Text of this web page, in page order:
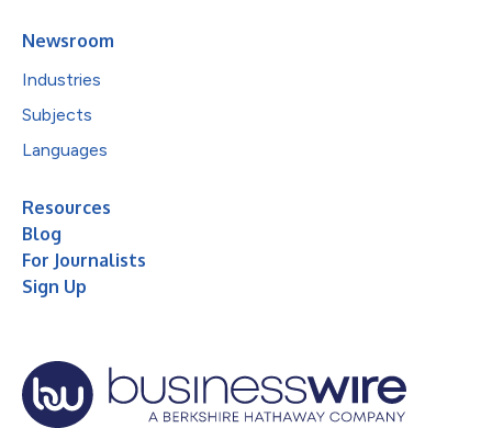
Newsroom
Industries
Subjects
Languages
Resources
Blog
For Journalists
Sign Up